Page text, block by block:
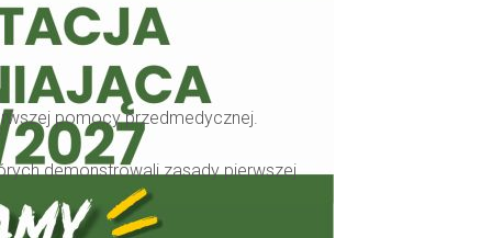
pomocy przedmedycznej.
demonstrowali zasady pierwszej